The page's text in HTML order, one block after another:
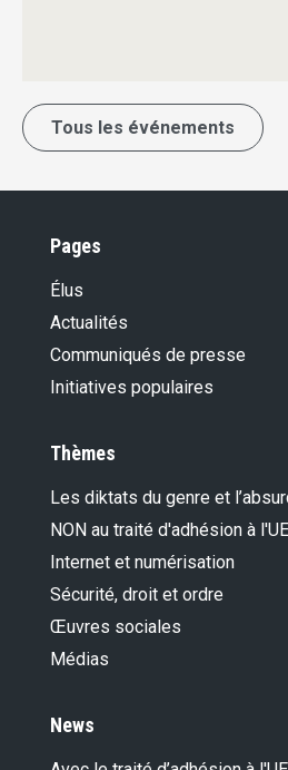
Tous les événements
Pages
Élus
Actualités
Communiqués de presse
Initiatives populaires
Thèmes
Les diktats du genre et
NON au traité d'adhésion à l'UE
Internet et numérisation
Sécurité, droit et ordre
Œuvres sociales
Médias
News